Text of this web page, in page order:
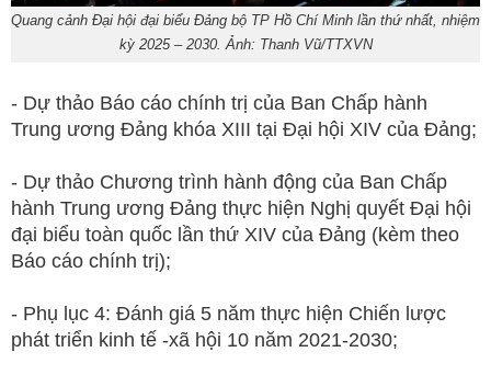
Quang cảnh Đại hội đại biểu Đảng bộ TP Hồ Chí Minh lần thứ nhất, nhiệm
kỳ 2025 – 2030. Ảnh: Thanh Vũ/TTXVN
- Dự thảo Báo cáo chính trị của Ban Chấp hành
Trung ương Đảng khóa XIII tại Đại hội XIV của Đảng;
- Dự thảo Chương trình hành động của Ban Chấp
hành Trung ương Đảng thực hiện Nghị quyết Đại hội
đại biểu toàn quốc lần thứ XIV của Đảng (kèm theo
Báo cáo chính trị);
- Phụ lục 4: Đánh giá 5 năm thực hiện Chiến lược
phát triển kinh tế -xã hội 10 năm 2021-2030;